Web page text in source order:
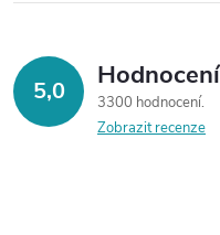
5,0
3300 hodnocení
Zobrazit recenze